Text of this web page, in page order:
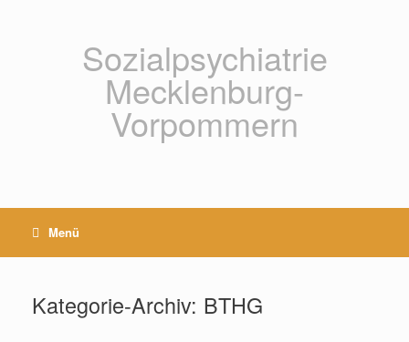
Sozialpsychiatrie
Mecklenburg-
Vorpommern
Menü
Kategorie-Archiv: BTHG